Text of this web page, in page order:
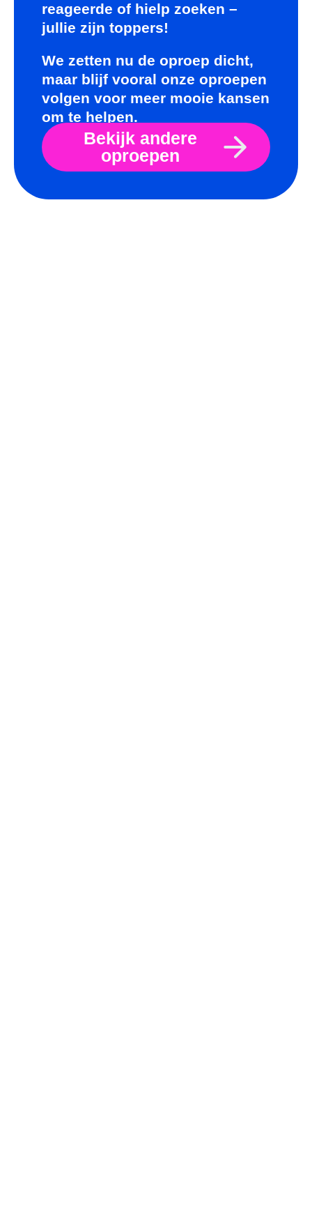
reageerde of hielp zoeken –
jullie zijn toppers!
We zetten nu de oproep dicht,
maar blijf vooral onze oproepen
volgen voor meer mooie kansen
om te helpen.
Bekijk andere
oproepen